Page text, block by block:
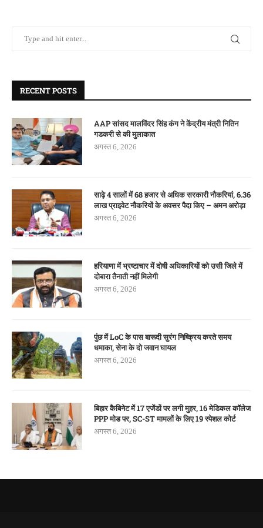
RECENT POSTS
AAP सांसद मालविंदर सिंह कंग ने केंद्रीय मंत्री नितिन
गडकरी से की मुलाकात
अगस्त 6, 2026
साढ़े 4 सालों में 68 हजार से अधिक सरकारी नौकरियां, 6.36
लाख प्राइवेट नौकरियों के अवसर पैदा किए – अमन अरोड़ा
अगस्त 6, 2026
हरियाणा में भ्रष्टाचार में दोषी अधिकारियों को उसी जिले में
दोबारा तैनाती नहीं मिलेगी
अगस्त 6, 2026
पुंछ में LoC के पास बारूदी सुरंग निष्क्रिय करते समय
धमाका, सेना के दो जवान घायल
अगस्त 6, 2026
बिहार कैबिनेट में 17 एजेंडों पर लगी मुहर, 16 मेडिकल कॉलेज
PPP मोड पर, SC-ST मामलों के लिए 19 स्पेशल कोर्ट
अगस्त 6, 2026